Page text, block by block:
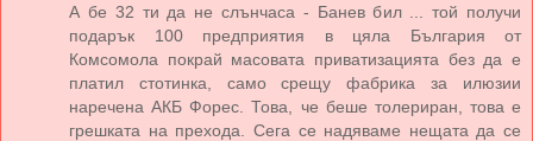
А бе 32 ти да не слънчаса - Банев бил ... той получи
подарък 100 предприятия в цяла България от
Комсомола покрай масовата приватизацията без да е
платил стотинка, само срещу фабрика за илюзии
наречена АКБ Форес. Това, че беше толериран, това е
грешката на прехода. Сега се надяваме нещата да се